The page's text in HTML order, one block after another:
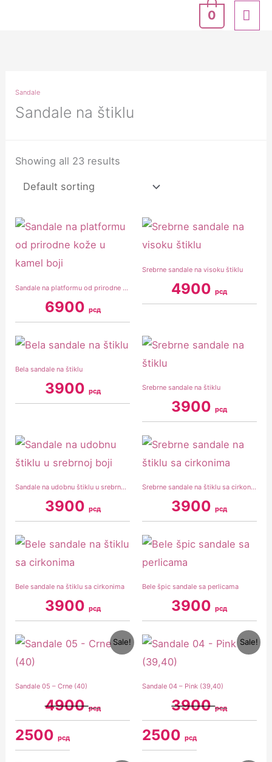
0
Sandale
Sandale na štiklu
Showing all 23 results
Sandale na platformu od prirodne kože u kamel boji
6900 рсд
Srebrne sandale na visoku štiklu
4900рсд
Bela sandale na štiklu
3900 рсд Srebrne sandale na štiklu
3900рсд
Sandale na udobnu štiklu u srebrnoj boji
3900 рсд
Srebrne sandale na štiklu sa cirkonima
3900рсд
Bele sandale na štiklu sa cirkonima
3900 рсд
Bele špic sandale sa perlicama
3900рсд
Sale!
Sandale 05 – Crne (40)
4900рсд
Original
price
was:
4900 рсд.
2500рсд
Current
price
Sale!
Sandale 04 – Pink (39,40)
3900рсд
Original
price
was:
3900 рсд.
2500 рсд
Current
price